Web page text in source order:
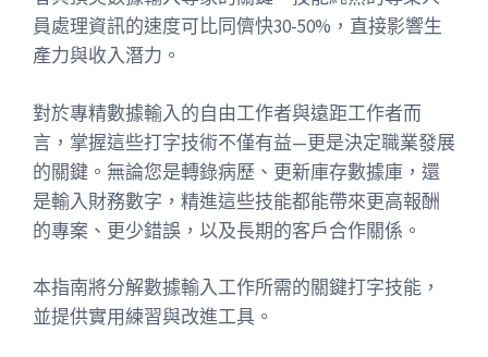
員處理資訊的速度可比同儕快30-50%，直接影響生
產力與收入潛力。
對於專精數據輸入的自由工作者與遠距工作者而
言，掌握這些打字技術不僅有益—更是決定職業發展
的關鍵。無論您是轉錄病歷、更新庫存數據庫，還
是輸入財務數字，精進這些技能都能帶來更高報酬
的專案、更少錯誤，以及長期的客戶合作關係。
本指南將分解數據輸入工作所需的關鍵打字技能，
並提供實用練習與改進工具。